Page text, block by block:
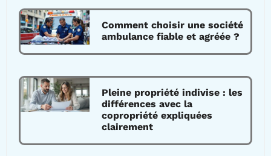
Comment choisir une société
ambulance fiable et agréée ?
Pleine propriété indivise : les
différences avec la
copropriété expliquées
clairement